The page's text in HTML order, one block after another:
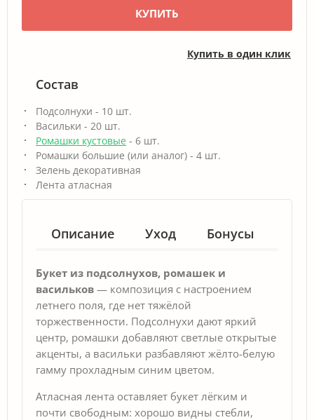
КУПИТЬ
Купить в один клик
Состав
Подсолнухи - 10 шт.
Васильки - 20 шт.
Ромашки кустовые - 6 шт.
Ромашки большие (или аналог) - 4 шт.
Зелень декоративная
Лента атласная
Описание Уход Бонусы
Букет из подсолнухов, ромашек и
васильков — композиция с настроением
летнего поля, где нет тяжёлой
торжественности. Подсолнухи дают яркий
центр, ромашки добавляют светлые открытые
акценты, а васильки разбавляют жёлто-белую
гамму прохладным синим цветом.
Атласная лента оставляет букет лёгким и
почти свободным: хорошо видны стебли,